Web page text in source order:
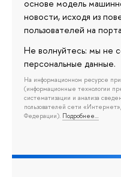
основе модель
новости, исходя из
пользователей на
Не волнуйтесь: мы не
персональные данные.
На информационном ресурсе
(информационные технологии
систематизации и анализа
пользователей сети
Федерации). Подробнее…